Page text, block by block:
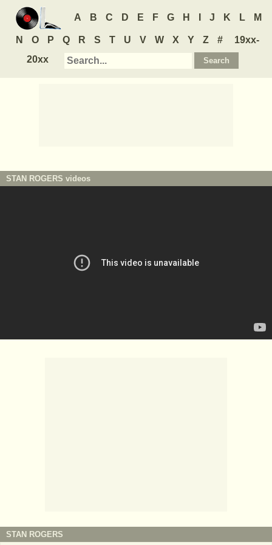
A B C D E F G H J K L M
N O P Q R S T U V W X Y Z #
19xx-
20xx
STAN ROGERS videos
STAN ROGERS